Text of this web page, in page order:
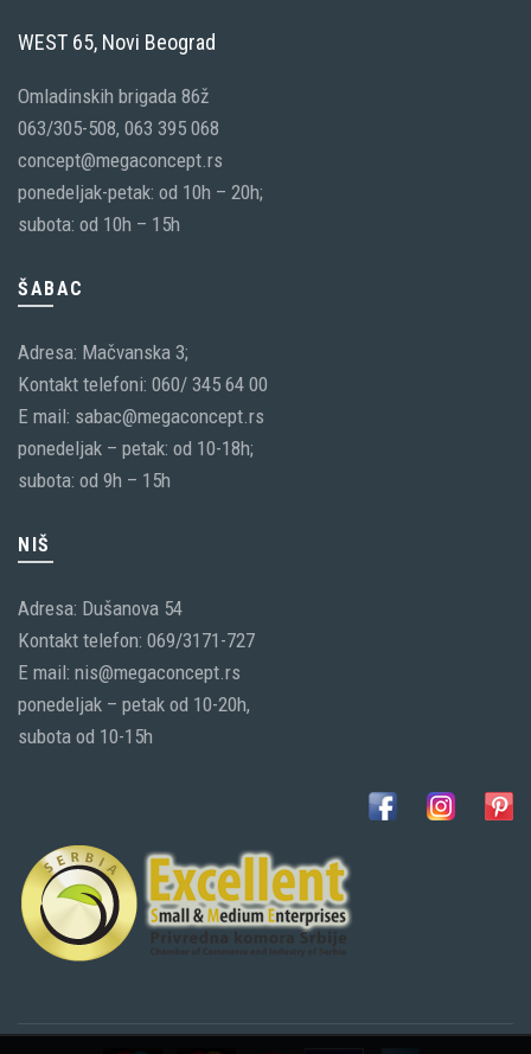
WEST 65, Novi Beograd
Omladinskih brigada 86ž
063/305-508, 063 395 068
concept@megaconcept.rs
ponedeljak-petak: od 10h – 20h;
subota: od 10h – 15h
ŠABAC
Adresa: Mačvanska 3;
Kontakt telefoni: 060/ 345 64 00
E mail: sabac@megaconcept.rs
ponedeljak – petak: od 10-18h;
subota: od 9h – 15h
NIŠ
Adresa: Dušanova 54
Kontakt telefon: 069/3171-727
E mail: nis@megaconcept.rs
ponedeljak – petak od 10-20h,
subota od 10-15h